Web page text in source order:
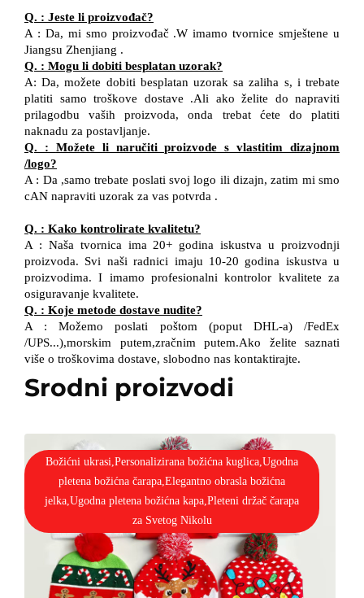
Q. : Jeste li proizvođač?
A : Da, mi smo proizvođač .Wimamo tvornice smještene u
Jiangsu Zhenjiang .
Q. : Mogu li dobiti besplatan uzorak?
A:Da, možete dobiti besplatan uzorak sa zaliha s, itrebate
platiti samo troškove dostave .Ali ako želite do napraviti
prilagodbu vaših proizvoda,onda trebat ćete doplatiti
naknadu za postavljanje.
Q. : Možete li naručiti proizvode s vlastitim dizajnom
/logo?
A : Da ,samo trebate poslati svoj logo ili dizajn, zatim mi smo
cAN napraviti uzorak za vas potvrda .
Q. : Kako kontrolirate kvalitetu?
A : Naša tvornica ima 20+ godina iskustva u proizvodnji
proizvoda. Svi naši radnici imaju 10-20 godina iskustva u
proizvodima.I imamo profesionalni kontrolor kvaliteteza
osiguravanje kvalitete.
Q. : Koje metode dostave nudite?
A :Možemo poslati poštom (poput DHL-a)/FedEx
/UPS...),morskim putem,zračnim putem.Ako želite saznati
više o troškovima dostave, slobodno nas kontaktirajte.
Srodni proizvodi
Božićni ukrasi,Personalizirana božićna kuglica,Ugodna
pletena božićna čarapa,Elegantno obrasla božićna
jelka,Ugodna pletena božićna kapa,Pleteni držač čarapa
za Svetog Nikolu